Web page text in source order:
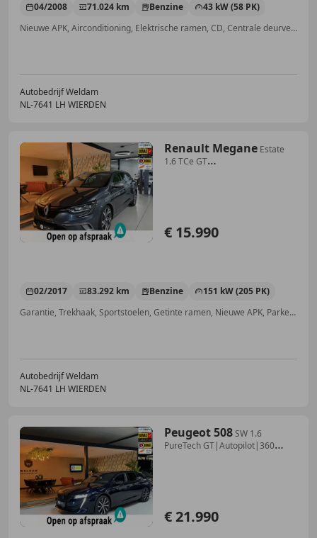
04/2008 71.024 km Benzine
43 kW (58 PK)
Nieuwe APK, Airconditioning, Elektrische ramen, CD, Centrale deurvergrendeling met afstandsbediening, Met onderhoudshistorie, Radio, Airbag passagier
Autobedrijf Weldam
NL-7641 LH WIERDEN
Renault Megane Estate
1.6 TCe GT
€ 15.990
02/2017 83.292 km Benzine
151 kW (205 PK)
Garantie, Trekhaak, Sportstoelen, Getinte ramen, Nieuwe APK, Parkeerhulp met camera, Airbag bestuurder, Verkeersbordherkenning
Autobedrijf Weldam
NL-7641 LH WIERDEN
Peugeot 508SW 1.6
PureTech GT|Autopilot|360
€ 21.990